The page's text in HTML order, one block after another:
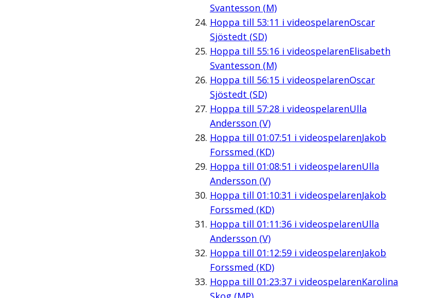
Svantesson (M)
Hoppa till 53:11 i videospelarenOscar
Sjöstedt (SD)
Hoppa till 55:16i videospelarenElisabeth
Svantesson (M)
Hoppa till 56:15i videospelarenOscar
Sjöstedt (SD)
Hoppa till 57:28i videospelarenUlla
Andersson (V)
Hoppa till 01:07:51 i videospelarenJakob
Forssmed (KD)
Hoppa till 01:08:51 i videospelarenUlla
Andersson (V)
Hoppa till 01:10:31 i videospelarenJakob
Forssmed (KD)
Hoppa till 01:11:36i videospelarenUlla
Andersson (V)
Hoppa till 01:12:59i videospelarenJakob
Forssmed (KD)
Hoppa till 01:23:37i videospelarenKarolina